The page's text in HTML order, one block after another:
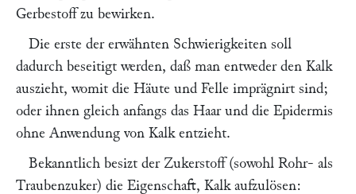
Gerbestoff zu bewirken.
Die erste der erwähnten Schwierigkeiten soll
dadurch beseitigt werden, daß man entweder den Kalk
auszieht, womit die Häute und Felle imprägnirt sind;
oder ihnen gleich anfangs das Haar und die Epidermis
ohne Anwendung von Kalk entzieht.
Bekanntlich besizt der Zukerstoff (sowohl Rohr- als
Traubenzuker) die Eigenschaft, Kalk aufzulösen: